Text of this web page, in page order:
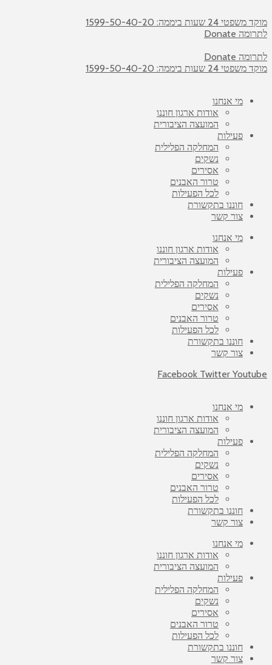
מוקד משפטי 24 שעות ביממה: 1599-50-40-20
לתרומה Donate
לתרומה Donate
מוקד משפטי 24 שעות ביממה: 1599-50-40-20
מי אנחנו
אודות ארגון חוננו
המועצה הציבורית
פעילות
המחלקה הפלילית
נשקים
אסירים
טרור האבנים
לכל הפעילות
חוננו בתקשורת
צור קשר
מי אנחנו
אודות ארגון חוננו
המועצה הציבורית
פעילות
המחלקה הפלילית
נשקים
אסירים
טרור האבנים
לכל הפעילות
חוננו בתקשורת
צור קשר
Facebook Twitter Youtube
מי אנחנו
אודות ארגון חוננו
המועצה הציבורית
פעילות
המחלקה הפלילית
נשקים
אסירים
טרור האבנים
לכל הפעילות
חוננו בתקשורת
צור קשר
מי אנחנו
אודות ארגון חוננו
המועצה הציבורית
פעילות
המחלקה הפלילית
נשקים
אסירים
טרור האבנים
לכל הפעילות
חוננו בתקשורת
צור קשר